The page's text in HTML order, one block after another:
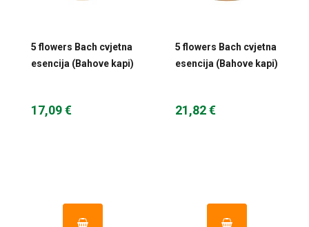
5 flowers Bach cvjetna
esencija (Bahove kapi)
17,09 €
5 flowers Bach cvjetna
esencija (Bahove kapi)
21,82 €